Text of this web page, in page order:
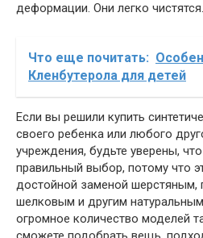
деформации. Они легко чистятся.
Что еще почитать:
Кленбутерола для детей
Если вы решили купить
своего ребенка или любого
учреждения, будьте уверены,
правильный выбор, потому что
достойной заменой шерстяным,
шелковым и другим
огромное количество моделей